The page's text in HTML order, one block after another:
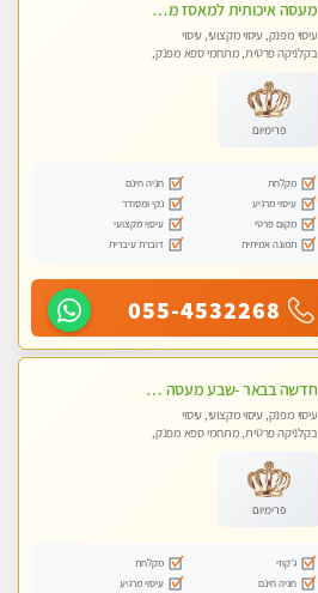
מעסה איכותית למאסז מקצועי ומפנק לכל שרירי הגוף
עיסוי מפנק, עיסוי מקצועי, עיסוי
בקלניקה פרטית, מתחמי ספא מפנק,
פרימיום
מקלחת
חניה חינם
עיסוי מרגיע
נקי ומסודר
מקום פרטי
עיסוי מקצועי
תמונה אמיתית
דוברת עיברית
055-4532268
חדשה בבאר -שבע מעסה איכותית מקצועית ומפנקת
עיסוי מפנק, עיסוי מקצועי, עיסוי
בקלניקה פרטית, מתחמי ספא מפנק,
פרימיום
ג'קוזי
מקלחת
חניה חינם
עיסוי מרגיע